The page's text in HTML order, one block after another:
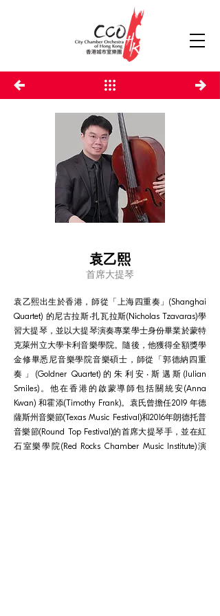
袁乙熙
首席大提琴
袁乙熙出生於香港，師從「上海四重奏」(Shanghai
Quartet) 的尼古拉斯‧扎瓦拉斯(Nicholas Tzavaras)學
習大提琴，並以大提琴演奏專業學士身份畢業於蒙特
克萊州立大學卡利音樂學院。隨後，他獲得全額獎學
金修畢悉尼音樂學院音樂碩士，師從「郭德納四重
奏」(Goldner Quartet)的朱利安‧斯邁斯(Julian
Smiles)。他在香港的啟蒙導師包括關統安(Anna
Kwan) 和霍添(Timothy Frank)。袁氏曾擔任2019 年德
薩斯州音樂節(Texas Music Festival)和2016年朗德托普
音樂節(Round Top Festival)的首席大提琴手，並在紅
石室樂學院(Red Rocks Chamber Music Institute)演